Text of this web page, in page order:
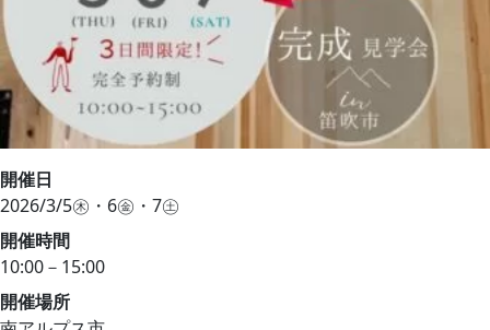
開催日
2026/3/5㊍・6㊎・7㊏
開催時間
10:00－15:00
開催場所